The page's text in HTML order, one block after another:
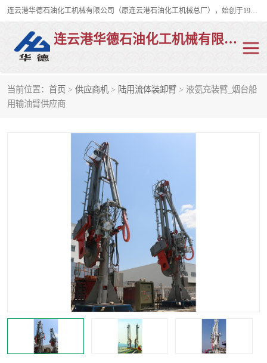
连云港华德石油化工机械有限公司（原连云港石油化工机械总厂），始创于1982年，是从事码头船用流体装卸臂、陆用流体装卸臂（鹤管）、活动梯、钢构平台、定量装车系统等全系列流体装卸设备的设计、制造、销售以及服务的专业供应商。
连云港华德石油化工机械有限公司
当前位置： 首页 > 供应商机 > 陆用流体装卸臂 > 液氨充装臂_烟台船
用输油臂供应商
陆用流体装卸臂
液氯鹤管
卸车鹤管
输油臂
紧急脱离干式接头 火车鹤管
顶部鹤管
低温鹤管
浮动出油装置